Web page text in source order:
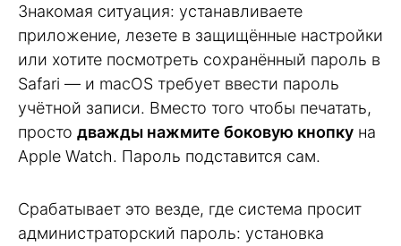
Знакомая ситуация: устанавливаете
приложение, лезете в защищённые настройки
или хотите посмотреть сохранённый пароль в
Safari — и macOS требует ввести пароль
учётной записи. Вместо того чтобы печатать,
просто дважды нажмите боковую кнопку на
Apple Watch. Пароль подставится сам.
Срабатывает это везде, где система просит
администраторский пароль: установка